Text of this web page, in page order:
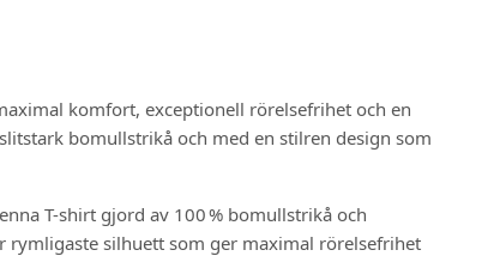
komfort, exceptionell rörelsefrihet och en
bomullstrikå och med en stilren design som
T-shirt gjord av 100 % bomullstrikå och
rymligaste silhuett som ger maximal rörelsefrihet